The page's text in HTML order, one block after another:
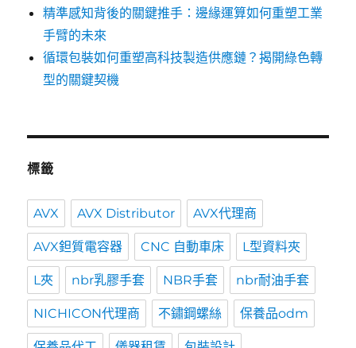
精準感知背後的關鍵推手：邊緣運算如何重塑工業
手臂的未來
循環包裝如何重塑高科技製造供應鏈？揭開綠色轉
型的關鍵契機
標籤
AVX AVX Distributor AVX代理商
AVX鉭質電容器 CNC 自動車床 L型資料夾
L夾 nbr乳膠手套 NBR手套 nbr耐油手套
NICHICON代理商 不鏽鋼螺絲 保養品odm